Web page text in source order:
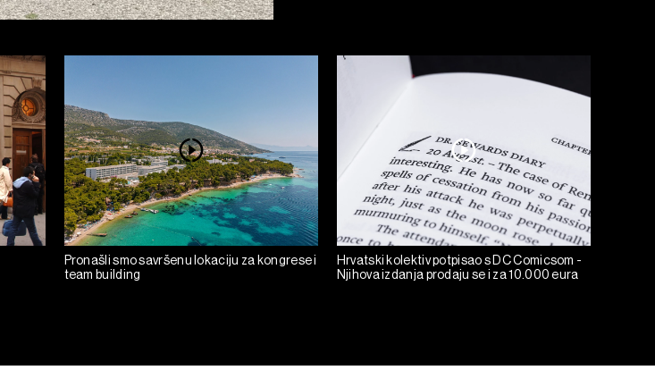
Pronašli smo savršenu lokaciju za kongrese i
team building
Hrvatski kolektiv potpisao s DC Comicsom -
Njihova izdanja prodaju se i za 10.000 eura